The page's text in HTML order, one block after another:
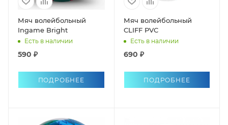
Мяч волейбольный
Ingame Bright
Есть в наличии
590 ₽
ПОДРОБНЕЕ
Мяч волейбольный
CLIFF PVC
Есть в наличии
690 ₽
ПОДРОБНЕЕ